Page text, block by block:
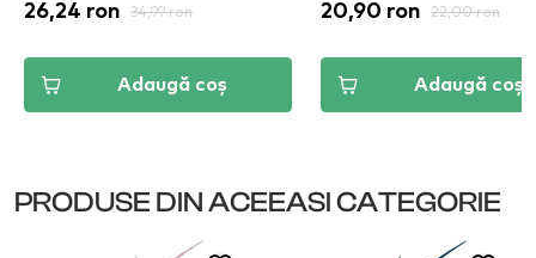
26,24 ron 34,99 ron
Adaugă coș
20,90 ron 22,00 ron
Adaugă coș
PRODUSE DIN ACEEASI CATEGORIE